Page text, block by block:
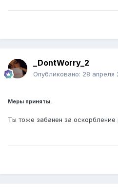
_DontWorry_2
Опубликовано: 28 апреля
Меры приняты.
Ты тоже забанен за оскорбление